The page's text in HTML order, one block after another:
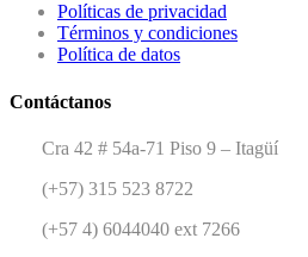
Políticas de privacidad
Términos y condiciones
Política de datos
Contáctanos
Cra 42 # 54a-71 Piso 9 – Itagüí
(+57) 315 523 8722
(+57 4) 6044040 ext 7266